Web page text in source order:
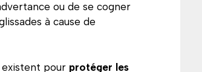
ou de se cogner
à cause de
pour protéger les